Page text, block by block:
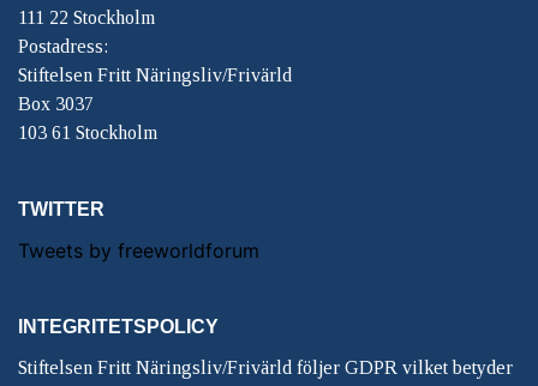
111 22 Stockholm
Postadress:
Stiftelsen Fritt Näringsliv/Frivärld
Box 3037
103 61 Stockholm
TWITTER
Tweets by freeworldforum
INTEGRITETSPOLICY
Stiftelsen Fritt Näringsliv/Frivärld följer GDPR vilket betyder